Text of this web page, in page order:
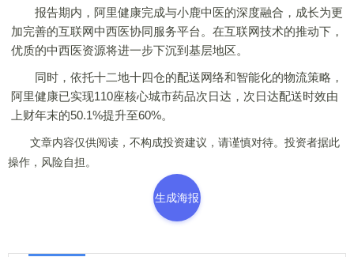
报告期内，阿里健康完成与小鹿中医的深度融合，成长为更
加完善的互联网中西医协同服务平台。在互联网技术的推动下，
优质的中西医资源将进一步下沉到基层地区。
同时，依托十二地十四仓的配送网络和智能化的物流策略，
阿里健康已实现110座核心城市药品次日达，次日达配送时效由
上财年末的50.1%提升至60%。
文章内容仅供阅读，不构成投资建议，请谨慎对待。投资者据此
操作，风险自担。
生成海报